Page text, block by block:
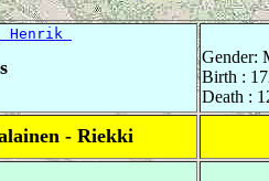
Henrik
Gender:
Birth :
Death :
- Riekki